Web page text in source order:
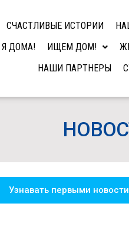
СЧАСТЛИВЫЕ ИСТОРИИ
Я ДОМА! ИЩЕМ ДОМ!
НАШИ ПАРТНЕРЫ
Узнавать первыми